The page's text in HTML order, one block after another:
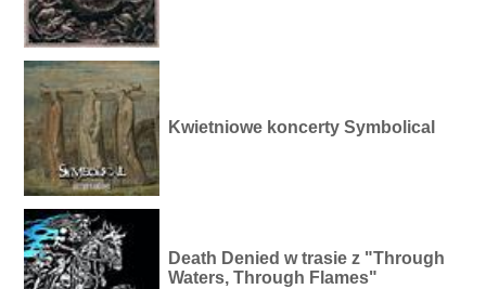
Kwietniowe koncerty Symbolical
Death Denied w trasie z "Through
Waters, Through Flames"